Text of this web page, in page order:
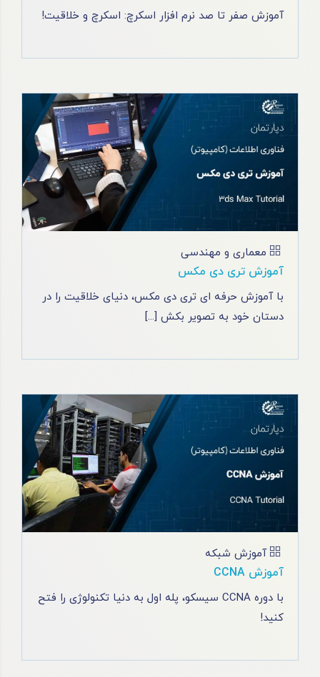
آموزش صفر تا صد نرم افزار اسکرچ: اسکرچ و خلاقیت!
معماری و مهندسی
آموزش تری دی مکس
با آموزش حرفه ای تری دی مکس، دنیای خلاقیت را در
دستان خود به تصویر بکش [...]
آموزش شبکه
آموزش CCNA
با دوره CCNA سیسکو، پله اول به دنیا تکنولوژی را فتح
کنید!